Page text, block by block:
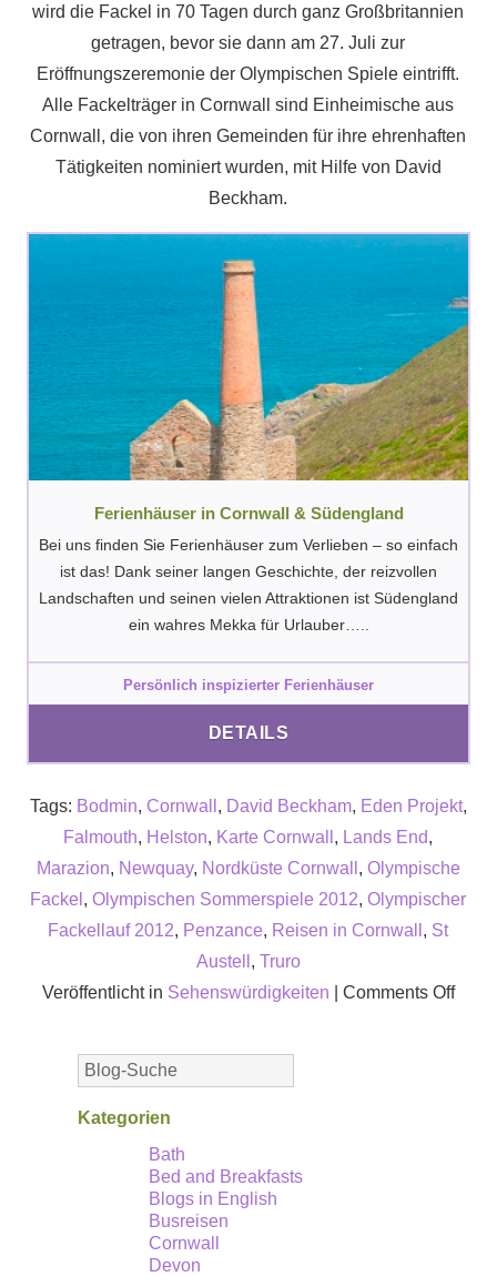
wird die Fackel in 70 Tagen durch ganz Großbritannien
getragen, bevor sie dann am 27. Juli zur
Eröffnungszeremonie der Olympischen Spiele eintrifft.
Alle Fackelträger in Cornwall sind Einheimische aus
Cornwall, die von ihren Gemeinden für ihre ehrenhaften
Tätigkeiten nominiert wurden, mit Hilfe von David
Beckham.
Ferienhäuser in Cornwall & Südengland
Bei uns finden Sie Ferienhäuser zum Verlieben – so einfach
ist das! Dank seiner langen Geschichte, der reizvollen
Landschaften und seinen vielen Attraktionen ist Südengland
ein wahres Mekka für Urlauber…..
Persönlich inspizierter Ferienhäuser
DETAILS
Tags: Bodmin, Cornwall , David Beckham, Eden Projekt,
Falmouth, Helston, Karte Cornwall , Lands End,
Marazion, Newquay, Nordküste Cornwall , Olympische
Fackel ,Olympischen Sommerspiele 2012,Olympischer
Fackellauf 2012, Penzance, Reisen in Cornwall , St
Austell , Truro
Veröffentlicht in Sehenswürdigkeiten Comments Offon
Kategorien
Bath
Bed and Breakfasts
Blogs in English
Busreisen
Cornwall
Devon